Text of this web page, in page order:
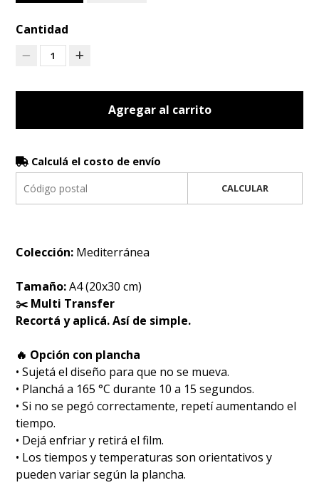
Cantidad
1
Agregar al carrito
Calculá el costo de envío
CALCULAR
Colección: Mediterránea
Tamaño:A4 (20x30 cm)
✂️ Multi Transfer
Recortá y aplicá. Así de simple.
🔥 Opción con plancha
• Sujetá el diseño para que no se mueva.
• Planchá a 165 °C durante 10 a 15 segundos.
• Si no se pegó correctamente, repetí aumentando el
tiempo.
• Dejá enfriar y retirá el film.
• Los tiempos y temperaturas son orientativos y
pueden variar según la plancha.